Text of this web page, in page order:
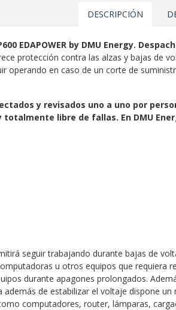
DESCRIPCIÓN
EDAPOWER by DMU Energy.
protección contra las alzas y bajas de
operando en caso de un corte de
y revisados uno a uno por
libre de fallas. En DMU
seguir trabajando durante bajas de
u otros equipos que requiera
durante apagones prolongados.
de estabilizar el voltaje dispone
computadores, router, lámparas,